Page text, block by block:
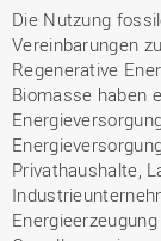
Die Nutzung
Vereinbarungen
Regenerative
Biomasse haben
Privathaushalte,